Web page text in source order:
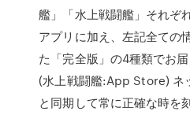
艦」「水上戦闘艦」それぞ
アプリに加え、左記全ての
た「完全版」の4種類でお
(水上戦闘艦:App Store) ネ
と同期して常に正確な時を